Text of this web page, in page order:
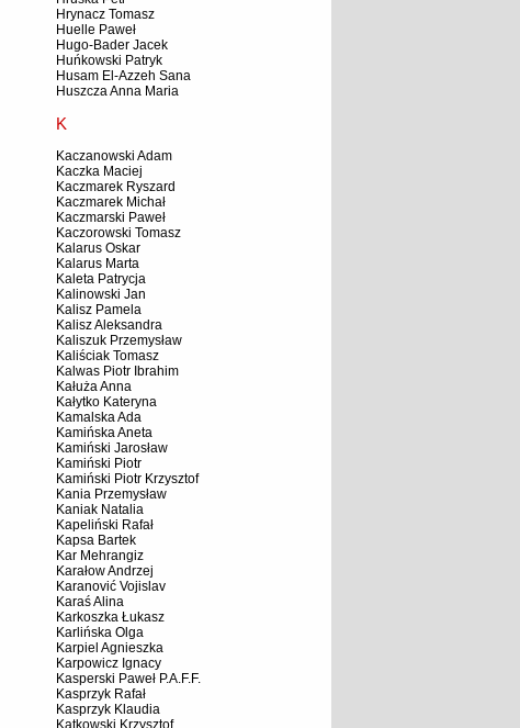
Hrynacz Tomasz
Huelle Paweł
Hugo-Bader Jacek
Huńkowski Patryk
Husam El-Azzeh Sana
Huszcza Anna Maria
K
Kaczanowski Adam
Kaczka Maciej
Kaczmarek Ryszard
Kaczmarek Michał
Kaczmarski Paweł
Kaczorowski Tomasz
Kalarus Oskar
Kalarus Marta
Kaleta Patrycja
Kalinowski Jan
Kalisz Pamela
Kalisz Aleksandra
Kaliszuk Przemysław
Kaliściak Tomasz
Kalwas Piotr Ibrahim
Kałuża Anna
Kałytko Kateryna
Kamalska Ada
Kamińska Aneta
Kamiński Jarosław
Kamiński Piotr
Kamiński Piotr Krzysztof
Kania Przemysław
Kaniak Natalia
Kapeliński Rafał
Kapsa Bartek
Kar Mehrangiz
Karałow Andrzej
Karanović Vojislav
Karaś Alina
Karkoszka Łukasz
Karlińska Olga
Karpiel Agnieszka
Karpowicz Ignacy
Kasperski Paweł P.A.F.F.
Kasprzyk Rafał
Kasprzyk Klaudia